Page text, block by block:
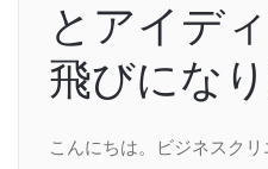
とアイデ
飛びにな
こんにちは。ビジネスクリ